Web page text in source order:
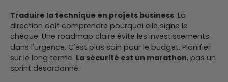
Traduire la technique en projets business. La
direction doit comprendre pourquoi elle signe le
chèque. Une roadmap claire évite les investissements
dans l'urgence. C'est plus sain pour le budget. Planifier
sur le long terme. La sécurité est un marathon, pas un
sprint désordonné.